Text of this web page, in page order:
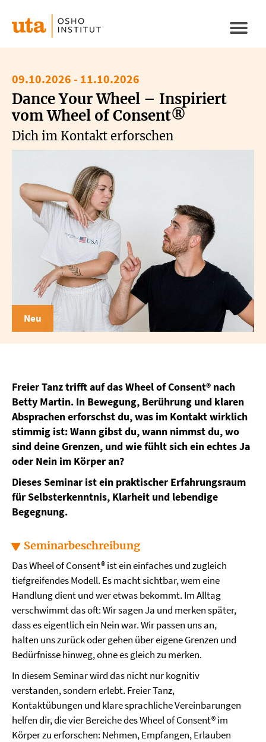
zum
Inhalt
09.10.2026 - 11.10.2026
Dance Your Wheel – Inspiriert
vom Wheel of Consent®
Dich im Kontakt erforschen
Neu
Freier Tanz trifft auf das Wheel of Consent® nach
Betty Martin. In Bewegung, Berührung und klaren
Absprachen erforschst du, was im Kontakt wirklich
stimmig ist: Wann gibst du, wann nimmst du, wo
sind deine Grenzen, und wie fühlt sich ein echtes Ja
oder Nein im Körper an?
Dieses Seminar ist ein praktischer Erfahrungsraum
für Selbsterkenntnis, Klarheit und lebendige
Begegnung.
Seminarbeschreibung
Das Wheel of Consent® ist ein einfaches und zugleich
tiefgreifendes Modell. Es macht sichtbar, wem eine
Handlung dient und wer etwas bekommt. Im Alltag
verschwimmt das oft: Wir sagen Ja und merken später,
dass es eigentlich ein Nein war. Wir passen uns an,
halten uns zurück oder gehen über eigene Grenzen und
Bedürfnisse hinweg, ohne es gleich zu merken.
In diesem Seminar wird das nicht nur kognitiv
verstanden, sondern erlebt. Freier Tanz,
Kontaktübungen und klare sprachliche Vereinbarungen
helfen dir, die vier Bereiche des Wheel of Consent® im
Körper zu erforschen: Nehmen, Empfangen, Erlauben